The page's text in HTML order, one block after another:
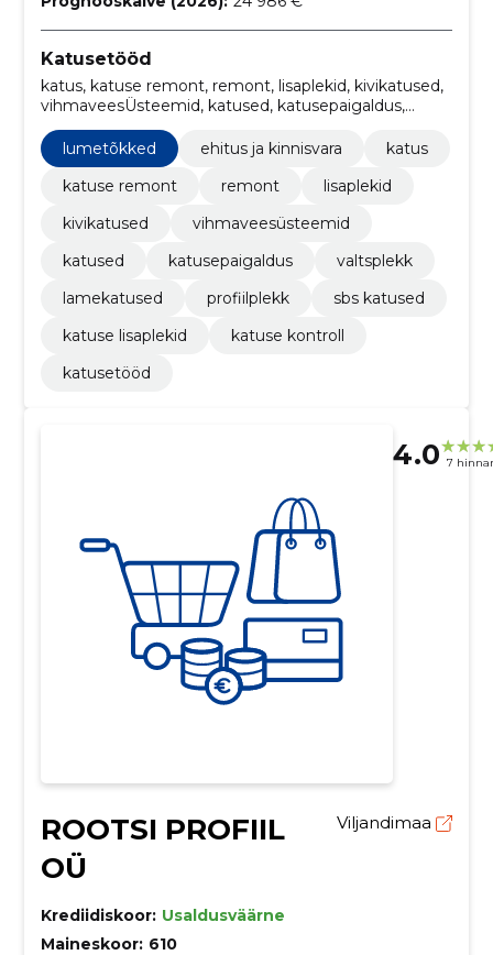
Katusetööd
katus, katuse remont, remont, lisaplekid, kivikatused,
vihmaveesÜsteemid, katused, katusepaigaldus,
valtsplekk, lamekatused
lumetõkked
ehitus ja kinnisvara
katus
katuse remont
remont
lisaplekid
kivikatused
vihmaveesüsteemid
katused
katusepaigaldus
valtsplekk
lamekatused
profiilplekk
sbs katused
katuse lisaplekid
katuse kontroll
katusetööd
4.0 7
ROOTSI PROFIIL
OÜ
Viljandimaa
Krediidiskoor: Usaldusväärne
Maineskoor: 610